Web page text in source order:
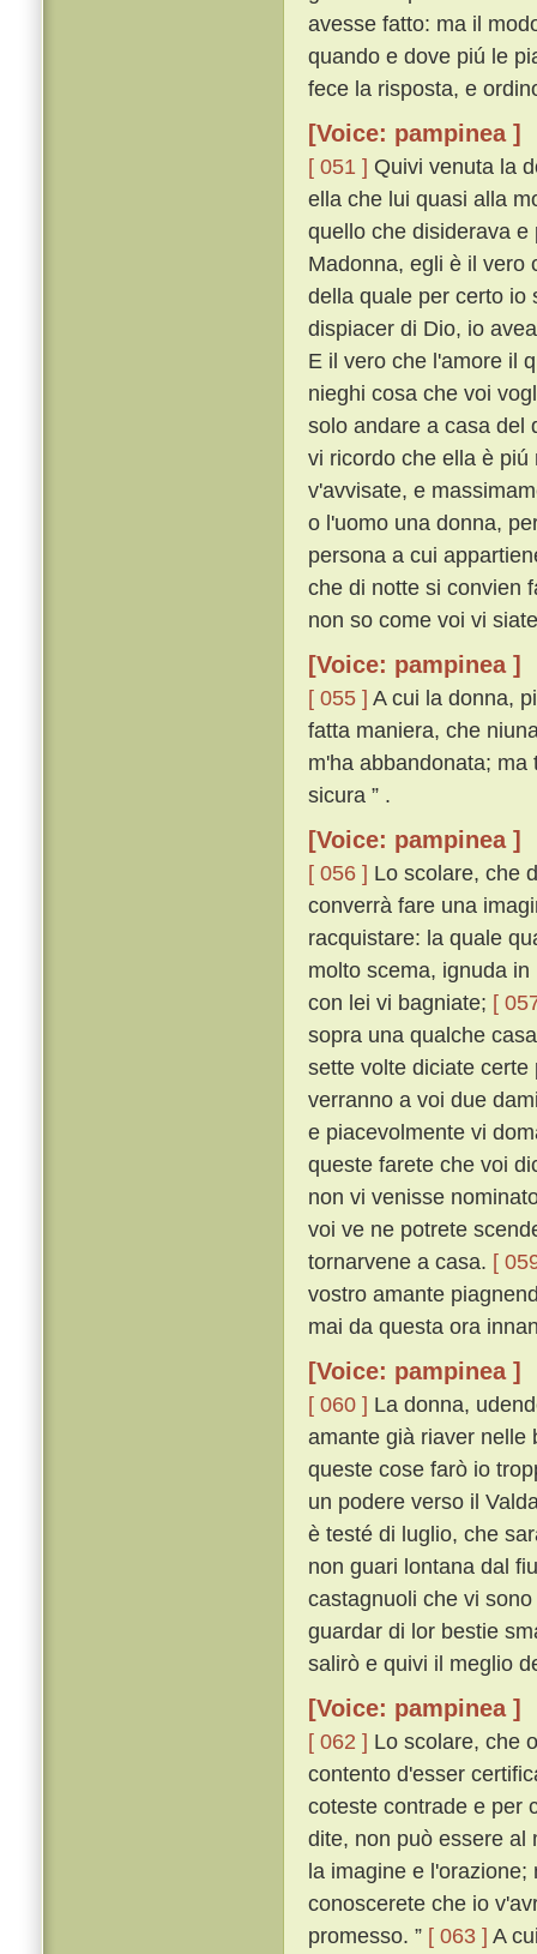
avesse fatto: ma il
quando e dove piú le
fece la risposta, e
[Voice: pampinea ]
[ 051 ] Quivi venuta la
ella che lui quasi alla
quello che disiderava
Madonna, egli è il vero
della quale per certo io
dispiacer di Dio, io
E il vero che l'amore il
nieghi cosa che voi
solo andare a casa del
vi ricordo che ella è
v'avvisate, e
o l'uomo una donna,
persona a cui
che di notte si convien
non so come voi vi
[Voice: pampinea ]
[ 055 ] A cui la donna,
fatta maniera, che
m'ha abbandonata;
sicura ” .
[Voice: pampinea ]
[ 056 ] Lo scolare, che
converrà fare una
racquistare: la quale
molto scema, ignuda
con lei vi bagniate; [
sopra una qualche
sette volte diciate
verranno a voi due
e piacevolmente vi
queste farete che voi
non vi venisse
voi ve ne potrete
tornarvene a casa. [
vostro amante
mai da questa ora
[Voice: pampinea ]
[ 060 ] La donna,
amante già riaver nelle
queste cose farò io
un podere verso il
è testé di luglio, che
non guari lontana dal
castagnuoli che vi
guardar di lor bestie
salirò e quivi il meglio
[Voice: pampinea ]
[ 062 ] Lo scolare, che
contento d'esser
coteste contrade e per
dite, non può essere al
la imagine e
conoscerete che io
promesso. ” [ 063 ] A